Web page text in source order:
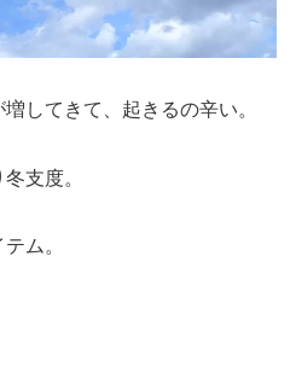
してきて、起きるの辛い。
支度。
ム。